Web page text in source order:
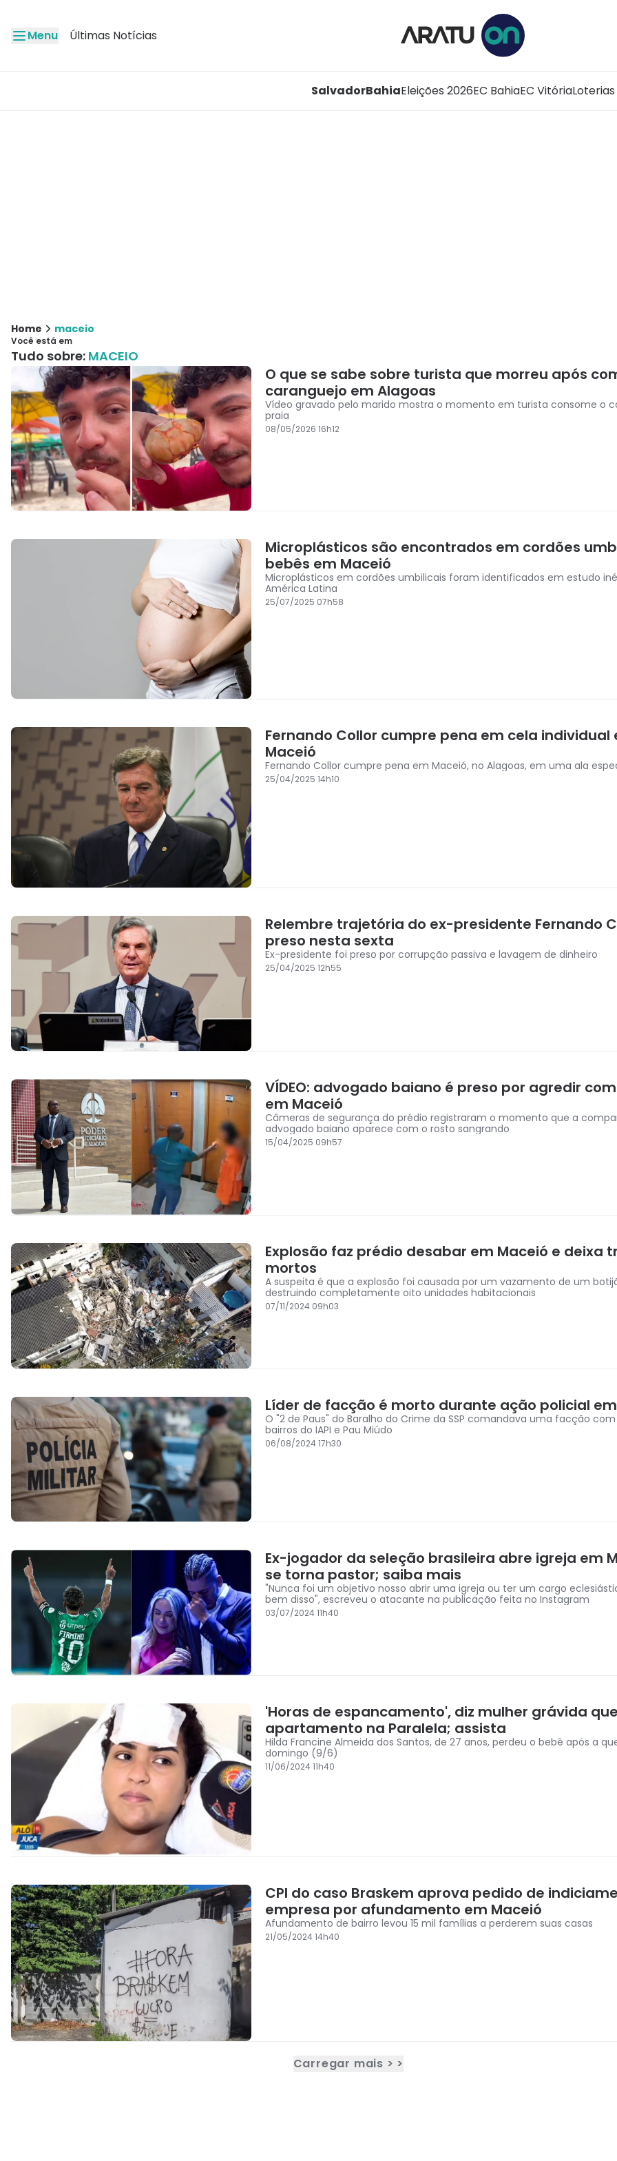
Menu Últimas Notícias
SalvadorBahiaEleições 2026EC BahiaEC VitóriaLoterias
Home maceio
Você está em
Tudo sobre: MACEIO
O que se sabe sobre turista que morreu após
caranguejo em Alagoas
Vídeo gravado pelo marido mostra o momento em turista consome o
praia
08/05/2026 16h12
Microplásticos são encontrados em cordões
bebês em Maceió
Microplásticos em cordões umbilicais foram identificados em estudo
América Latina
25/07/2025 07h58
Fernando Collor cumpre pena em cela individual
Maceió
Fernando Collor cumpre pena em Maceió, no Alagoas, em uma ala
25/04/2025 14h10
Relembre trajetória do ex-presidente Fernando
preso nesta sexta
Ex-presidente foi preso por corrupção passiva e lavagem de dinheiro
25/04/2025 12h55
VÍDEO: advogado baiano é preso por agredir
em Maceió
Câmeras de segurança do prédio registraram o momento que a
advogado baiano aparece com o rosto sangrando
15/04/2025 09h57
Explosão faz prédio desabar em Maceió e deixa
mortos
A suspeita é que a explosão foi causada por um vazamento de um
destruindo completamente oito unidades habitacionais
07/11/2024 09h03
Líder de facção é morto durante ação policial
O "2 de Paus" do Baralho do Crime da SSP comandava uma facção
bairros do IAPI e Pau Miúdo
06/08/2024 17h30
Ex-jogador da seleção brasileira abre igreja em
se torna pastor; saiba mais
"Nunca foi um objetivo nosso abrir uma igreja ou ter um cargo
bem disso", escreveu o atacante na publicação feita no Instagram
03/07/2024 11h40
'Horas de espancamento', diz mulher grávida
apartamento na Paralela; assista
Hilda Francine Almeida dos Santos, de 27 anos, perdeu o bebê após a
domingo (9/6)
11/06/2024 11h40
CPI do caso Braskem aprova pedido de
empresa por afundamento em Maceió
Afundamento de bairro levou 15 mil famílias a perderem suas casas
21/05/2024 14h40
Carregar mais > >